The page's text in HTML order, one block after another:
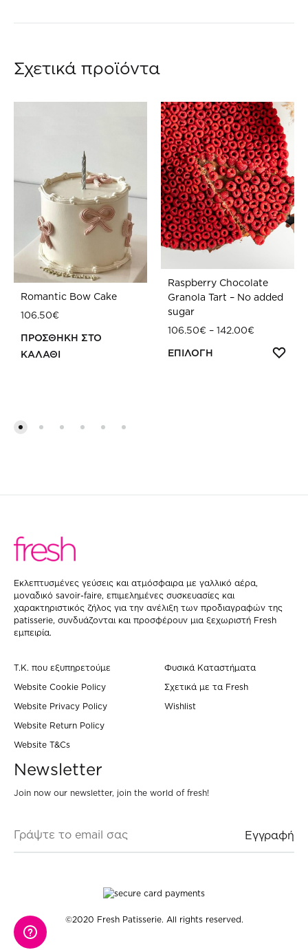
Σχετικά προϊόντα
Romantic Bow Cake
106.50€
ΠΡΟΣΘΗΚΗ ΣΤΟ
ΚΑΛΑΘΙ
Raspberry Chocolate
Granola Tart – No added
sugar
106.50€ – 142.00€
range:
106.50€
ΕΠΙΛΟΓΗ
Αυτό
του
Eκλεπτυσμένες γεύσεις και ατμόσφαιρα με γαλλικό αέρα,
μοναδικό savoir-faire, επιμελημένες συσκευασίες και
χαρακτηριστικός ζήλος για την ανέλιξη των προδιαγραφών της
patisserie, συνδυάζονται και προσφέρουν μια ξεχωριστή Fresh
εμπειρία.
Τ.Κ. που εξυπηρετούμε
Website Cookie Policy
Website Privacy Policy
Website Return Policy
Website T&Cs
Φυσικά Καταστήματα
Σχετικά με τα Fresh
Wishlist
Newsletter
Join now our newsletter, join the world of fresh!
©2020 Fresh Patisserie. All rights reserved.